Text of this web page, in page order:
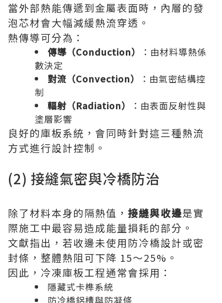
當外部熱能傳遞到金屬表面時，內層的發
泡芯材會大幅減緩熱流穿透。
熱傳導可分為：
傳導（Conduction）
：由材料導熱係
數決定
對流（Convection）
：由氣密結構控
制
輻射（Radiation）
：由表面反射性與
塗層影響
良好的庫板系統，會同時針對這三種熱流
方式進行設計控制。
(2) 接縫氣密與冷橋防治
除了材料本身的隔熱值， 接縫與收邊是實
際施工中最容易造成能量損耗的部分。
文獻指出，若收邊未使用防冷橋設計或密
封條，整體熱阻可下降 15～25%。
因此，冷凍庫板工程通常會採用：
隱藏式卡榫系統
防冷橋鋁槽與防凝條